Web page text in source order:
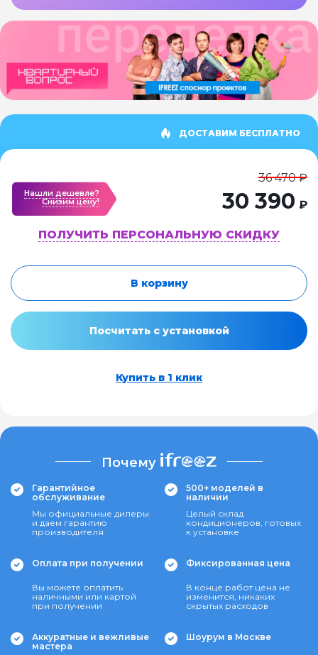
ДОСТАВИМ БЕСПЛАТНО
Нашли дешевле?
Cнизим цену!
36 470 ₽
30 390 ₽
ПОЛУЧИТЬ ПЕРСОНАЛЬНУЮ СКИДКУ
В корзину
Посчитать с установкой
Купить в 1 клик
Почему
Гарантийное
обслуживание
Мы официальные дилеры
и даем гарантию
производителя
500+ моделей в
наличии
Целый склад
кондиционеров, готовых
к установке
Оплата при получении
Вы можете оплатить
наличными или картой
при получении
Фиксированная цена
В конце работ цена не
изменится, никаких
скрытых расходов
Аккуратные и вежливые
мастера
Шоурум в Москве